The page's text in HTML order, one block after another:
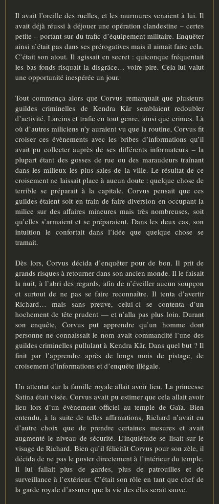
Il avait l’oreille des ruelles, et les murmures venaient à lui. Il
avait déjà réussi à déjouer une opération clandestine – certes
petite – portant sur du trafic d’équipement militaire. Enquêter
ainsi n’était pas dans ses prérogatives mais il aimait faire cela.
C’était son atout. Il agissait en secret : quiconque fréquentait
les bas-fonds risquait la disgrâce… voire pire. Cela lui valut
une opportunité inespérée un jour.
Tout commença alors que Corvus remarquait que plusieurs
guildes criminelles de Kendra Kâr semblaient redoubler
d’activité. Larcins et trafic en tout genre, ainsi que crimes. Là
où d’autres miliciens n’y auraient vu que la routine, Corvus fit
croiser ces évènements avec les bribes d’informations qu’il
avait pu collecter auprès de ses différents informateurs – la
plupart étant des gosses de rue ou des maraudeurs traînant
dans les milieux les plus sales de la ville. Le résultat de ce
croisement ne laissait place à aucun doute : quelque chose de
terrible se préparait à la capitale. Corvus pensait que ces
guildes étaient soit en train de faire diversion en occupant la
milice sur des affaires mineures mais très nombreuses, soit
qu’elles s’armaient et se préparaient. Dans les deux cas, son
intuition le confortait dans l’idée que quelque chose se
tramait.
Dès lors, Corvus décida d’enquêter pour de bon. Il prit de
grands risques à retourner dans son ancien monde. Il le faisait
la nuit, à l’abri des regards, afin de n’éveiller aucun soupçon
et surtout de ne pas se faire reconnaître. Il tenta d’avertir
Richard… mais sans preuve, celui-ci se contenta d’un
hochement de tête prudent — et n’alla pas plus loin. Durant
son enquête, Corvus put apprendre qu’un homme dont
personne ne connaissait le nom avait commandité l’une des
guildes criminelles pullulant à Kendra Kâr. Dans quel but ? Il
finit par l’apprendre après de longs mois de pistage, de
croisement d’informations et d’enquête illégale.
Un attentat sur la famille royale allait avoir lieu. La princesse
Satina était visée. Corvus avait pu estimer que cela allait avoir
lieu lors d’un évènement officiel au temple de Gaïa. Bien
entendu, à la suite de telles affirmations, Richard n’avait eu
d’autre choix que de prendre certaines mesures et avait
augmenté le niveau de sécurité. L’inquiétude se lisait sur le
visage de Richard. Bien qu’il félicitât Corvus pour son zèle, il
décida de ne pas le poster directement à l’intérieur du temple.
Il lui fallait plus de gardes, plus de patrouilles et de
surveillance à l’extérieur. C’était son rôle en tant que chef de
la garde royale d’assurer que la vie des élus serait sauve.